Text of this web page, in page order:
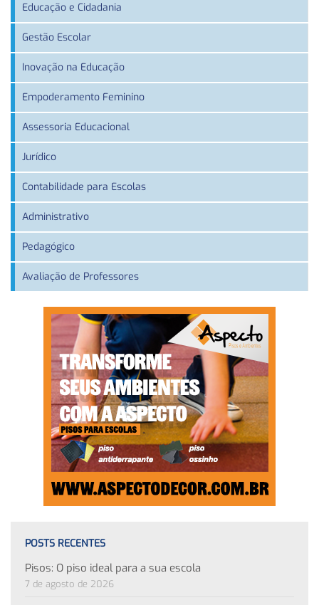
Educação e Cidadania
Gestão Escolar
Inovação na Educação
Empoderamento Feminino
Assessoria Educacional
Jurídico
Contabilidade para Escolas
Administrativo
Pedagógico
Avaliação de Professores
POSTS RECENTES
Pisos: O piso ideal para a sua escola
7 de agosto de 2026